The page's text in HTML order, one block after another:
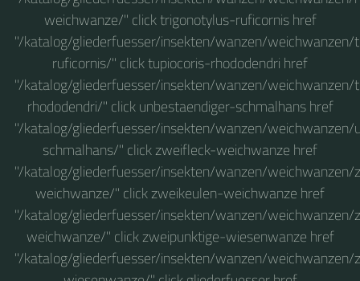
weichwanze/" click trigonotylus-ruficornis href
"/katalog/gliederfuesser/insekten/wanzen/
ruficornis/" click tupiocoris-rhododendri href
"/katalog/gliederfuesser/insekten/wanzen/weichwanzen/
rhododendri/" click unbestaendiger-schmalhans href
"/katalog/gliederfuesser/insekten/wanzen/weichwanzen/
schmalhans/" click zweifleck-weichwanze href
"/katalog/gliederfuesser/insekten/wanzen/
weichwanze/" click zweikeulen-weichwanze href
"/katalog/gliederfuesser/insekten/wanzen/weichwanzen/
weichwanze/" click zweipunktige-wiesenwanze href
"/katalog/gliederfuesser/insekten/wanzen/weichwanzen/